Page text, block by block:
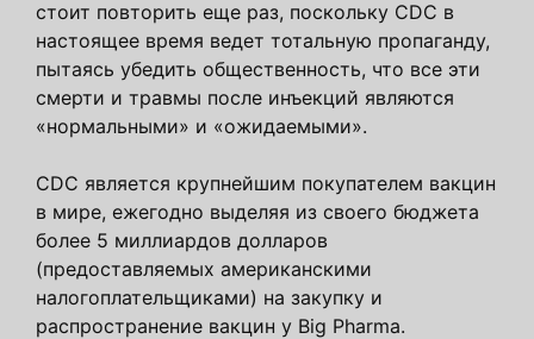
стоит повторить еще раз, поскольку CDC в
настоящее время ведет тотальную пропаганду,
пытаясь убедить общественность, что все эти
смерти и травмы после инъекций являются
«нормальными» и «ожидаемыми».
CDC является крупнейшим покупателем вакцин
в мире, ежегодно выделяя из своего бюджета
более 5 миллиардов долларов
(предоставляемых американскими
налогоплательщиками) на закупку и
распространение вакцин у Big Pharma.